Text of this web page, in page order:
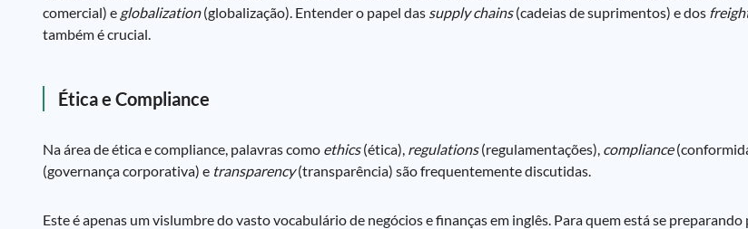
comercial) e globalization(globalização). Entender o papel das supply chains(cadeias de suprimentos) e dos
também é crucial.
Ética e Compliance
Na área de ética e compliance, palavras como ethics(ética), regulations(regulamentações), compliance
(governança corporativa) e transparency(transparência) são frequentemente discutidas.
Este é apenas um vislumbre do vasto vocabulário de negócios e finanças em inglês. Para quem está se